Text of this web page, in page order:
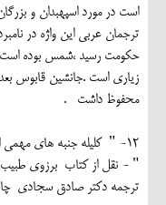
است در مورد اسپهبدان و
حکومت رسید ،شمس بوده
زیاری است .جانشین قابوس بعد
محفوظ داشت .
12- " کلیله جنبه های مهمی
" - نقل از کتاب برزوی طبیب و
ترجمه دکتر صادق سجادی چاپ اول 1382 -